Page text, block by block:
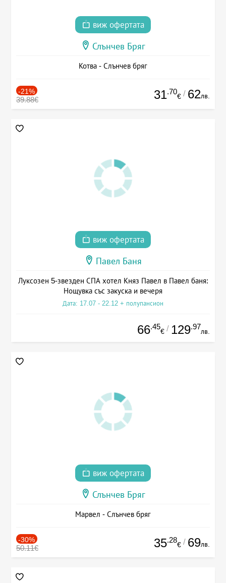
виж офертата
Слънчев Бряг
Котва - Слънчев бряг
-21%
39.88€ 31.70
€ / 62лв.
виж офертата
Павел Баня
Луксозен 5-звезден СПА хотел Княз Павел в Павел баня:
Нощувка със закуска и вечеря
Дата: 17.07 - 22.12 + полупансион
66.45
€ / 129.97
лв.
виж офертата
Слънчев Бряг
Марвел - Слънчев бряг
-30%
50.11€ 35.28
€ / 69лв.